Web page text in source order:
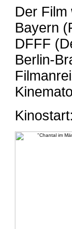
Der
Bayern
DFFF
Berlin-